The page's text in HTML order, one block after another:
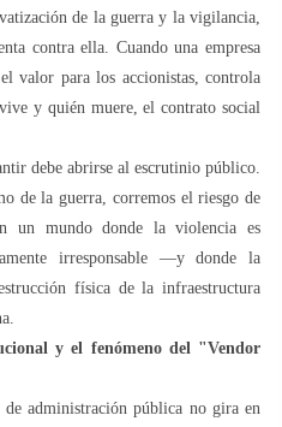
de la guerra y la vigilancia,
contra ella. Cuando una empresa
valor para los accionistas, controla
y quién muere, el contrato social
debe abrirse al escrutinio público.
de la guerra, corremos el riesgo de
un mundo donde la violencia es
irresponsable —y donde la
física de la infraestructura
y el fenómeno del "Vendor
administración pública no gira en